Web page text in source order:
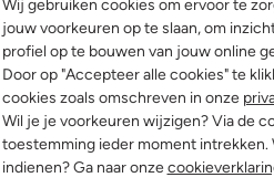
Wij gebruiken cookies om ervoor te
jouw voorkeuren op te slaan, om
profiel op te bouwen van jouw online
Door op "Accepteer alle cookies" te
cookies zoals omschreven in onze
Wil je je voorkeuren wijzigen? Via de
toestemming ieder moment
indienen? Ga naar onze